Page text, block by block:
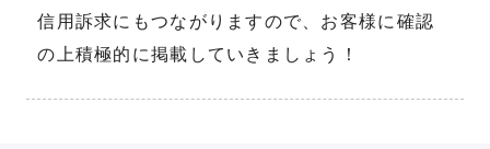
信用訴求にもつながりますので、お客様に確認
の上積極的に掲載していきましょう！